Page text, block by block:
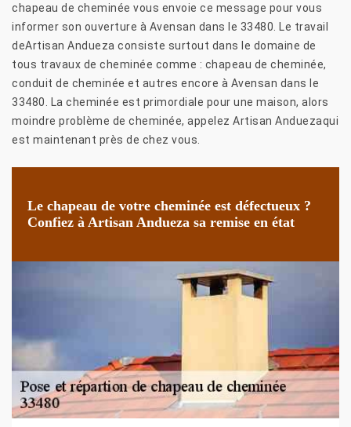
chapeau de cheminée vous envoie ce message pour vous
informer son ouverture à Avensan dans le 33480. Le travail
deArtisan Andueza consiste surtout dans le domaine de
tous travaux de cheminée comme : chapeau de cheminée,
conduit de cheminée et autres encore à Avensan dans le
33480. La cheminée est primordiale pour une maison, alors
moindre problème de cheminée, appelez Artisan Anduezaqui
est maintenant près de chez vous.
Le chapeau de votre cheminée est défectueux ?
Confiez à Artisan Andueza sa remise en état